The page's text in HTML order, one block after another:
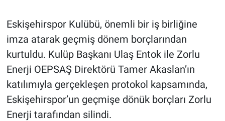
Eskişehirspor Kulübü, önemli bir iş birliğine
imza atarak geçmiş dönem borçlarından
kurtuldu. Kulüp Başkanı Ulaş Entok ile Zorlu
Enerji OEPSAŞ Direktörü Tamer Akaslan’ın
katılımıyla gerçekleşen protokol kapsamında,
Eskişehirspor’un geçmişe dönük borçları Zorlu
Enerji tarafından silindi.
Magazin
Bilim ve Teknoloji